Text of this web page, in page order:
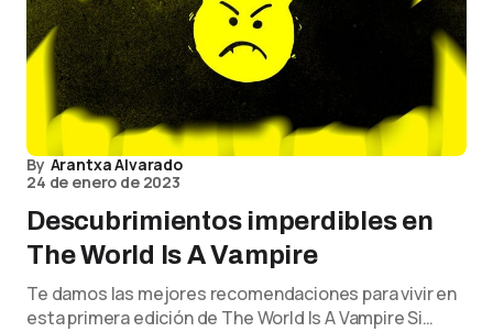
By Arantxa Alvarado
24 de enero de 2023
Descubrimientos imperdibles en
The World Is A Vampire
Te damos las mejores recomendaciones para vivir en
esta primera edición de The World Is A Vampire Si…